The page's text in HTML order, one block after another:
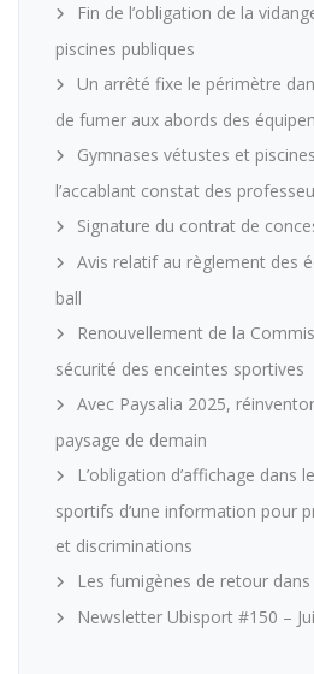
Fin de l’obligation de la
piscines publiques
Un arrêté fixe le périmètre
de fumer aux abords des
Gymnases vétustes et
l’accablant constat des
Signature du contrat de
Avis relatif au règlement des
ball
Renouvellement de la
sécurité des enceintes sportives
Avec Paysalia 2025,
paysage de demain
L’obligation d’affichage dans
sportifs d’une information pour
et discriminations
Les fumigènes de retour
Newsletter Ubisport #150 –